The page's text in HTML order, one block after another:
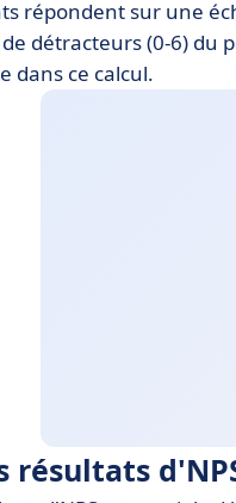
répondent sur une
détracteurs (0-6) du
dans ce calcul.